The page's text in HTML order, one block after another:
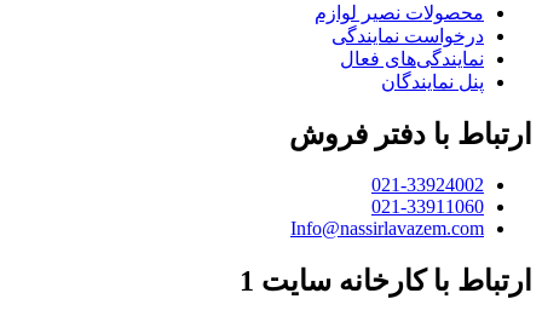
محصولات نصیر لوازم
درخواست نمایندگی
نمایندگی‌های فعال
پنل نمایندگان
ارتباط با دفتر فروش
021-33924002
021-33911060
Info@nassirlavazem.com
ارتباط با کارخانه سایت 1